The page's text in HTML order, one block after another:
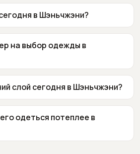
в Шэньчжэни?
на выбор одежды в
слой сегодня в Шэньчжэни?
одеться потеплее в